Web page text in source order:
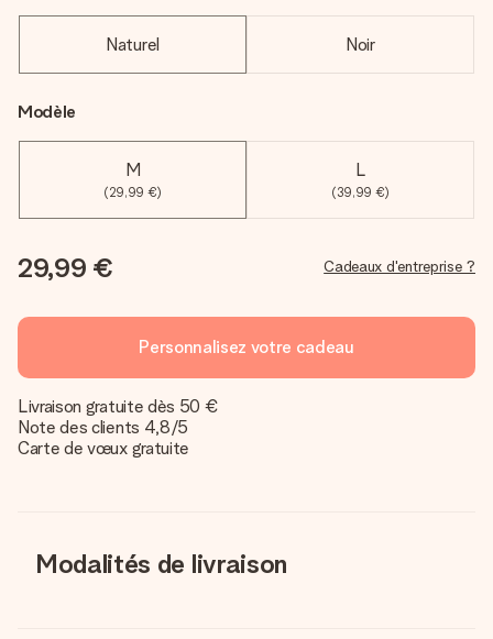
Naturel Noir
Modèle
M
(29,99 €)
L
(39,99 €)
29,99 € Cadeaux d'entreprise ?
Personnalisez votre cadeau
Livraison gratuite dès 50 €
Note des clients 4,8/5
Carte de vœux gratuite
Modalités de livraison